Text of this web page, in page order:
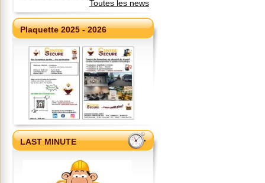
Toutes les news
Plaquette 2025 - 2026
LAST MINUTE